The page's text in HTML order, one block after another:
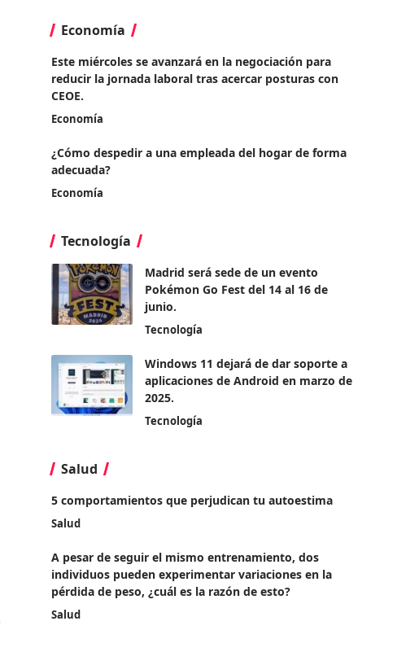
Economía
Este miércoles se avanzará en la negociación para
reducir la jornada laboral tras acercar posturas con
CEOE.
Economía
¿Cómo despedir a una empleada del hogar de forma
adecuada?
Economía
Tecnología
Madrid será sede de un evento
Pokémon Go Fest del 14 al 16 de
junio.
Tecnología
Windows 11 dejará de dar soporte a
aplicaciones de Android en marzo de
2025.
Tecnología
Salud
5 comportamientos que perjudican tu autoestima
Salud
A pesar de seguir el mismo entrenamiento, dos
individuos pueden experimentar variaciones en la
pérdida de peso, ¿cuál es la razón de esto?
Salud